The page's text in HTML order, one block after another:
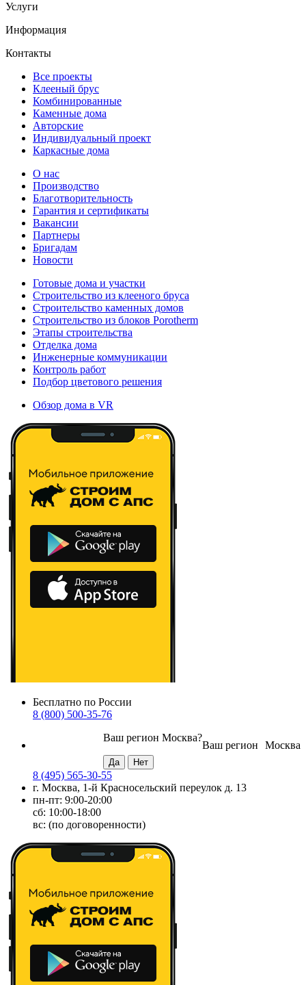
Услуги
Информация
Контакты
Все проекты
Клееный брус
Комбинированные
Каменные дома
Авторские
Индивидуальный проект
Каркасные дома
О нас
Производство
Благотворительность
Гарантия и сертификаты
Вакансии
Партнеры
Бригадам
Новости
Готовые дома и участки
Строительство из клееного бруса
Строительство каменных домов
Строительство из блоков Porotherm
Этапы строительства
Отделка дома
Инженерные коммуникации
Контроль работ
Подбор цветового решения
Обзор дома в VR
Бесплатно по России
8 (800) 500-35-76
Москва
Ваш регион
Ваш регион Москва?
8 (495) 565-30-55
г. Москва, 1-й Красносельский переулок д. 13
пн-пт: 9:00-20:00
сб: 10:00-18:00
вс: (по договоренности)